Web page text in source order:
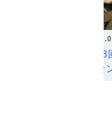
第
ン